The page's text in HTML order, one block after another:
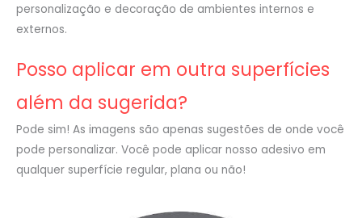
personalização e decoração de ambientes internos e
externos.
Posso aplicar em outra superfícies
além da sugerida?
Pode sim! As imagens são apenas sugestões de onde você
pode personalizar. Você pode aplicar nosso adesivo em
qualquer superfície regular, plana ou não!